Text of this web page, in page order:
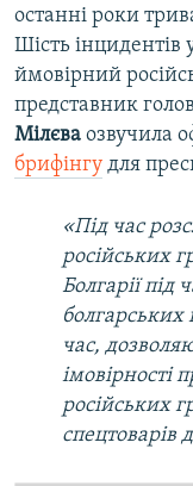
останні роки
Шість інцидентів
ймовірний
представник
Мілєва озвучила
брифінгу для
«Під час
російських
Болгарії під
болгарських
час,
імовірності
російських
спецтоварів